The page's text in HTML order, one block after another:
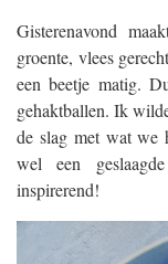
Gisterenavond
groente, vlees
een beetje matig.
gehaktballen. Ik
de slag met wat we
wel een
inspirerend!